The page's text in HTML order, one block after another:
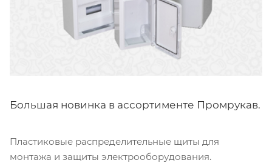
Большая новинка в ассортименте Промрукав.
Пластиковые распределительные щиты для
монтажа и защиты электрооборудования.